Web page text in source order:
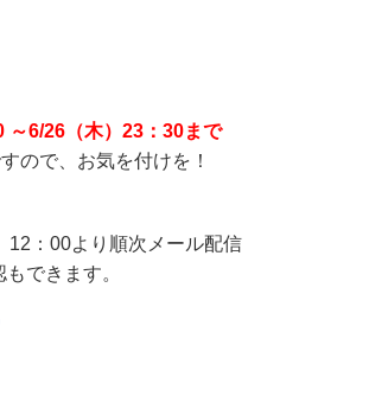
～6/26（木）23：30まで
ので、お気を付けを！
：00より順次メール配信
できます。